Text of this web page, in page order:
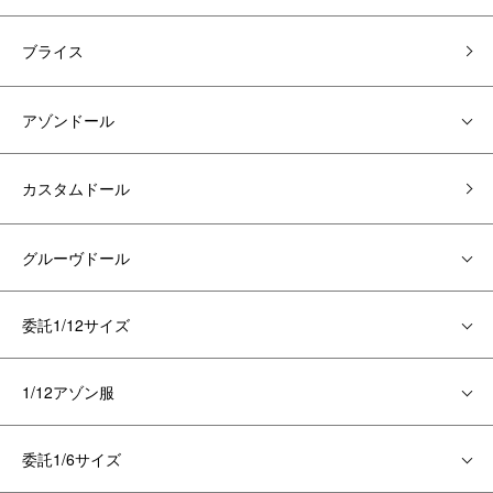
ブライス
アゾンドール
カスタムドール
グルーヴドール
委託1/12サイズ
1/12アゾン服
委託1/6サイズ